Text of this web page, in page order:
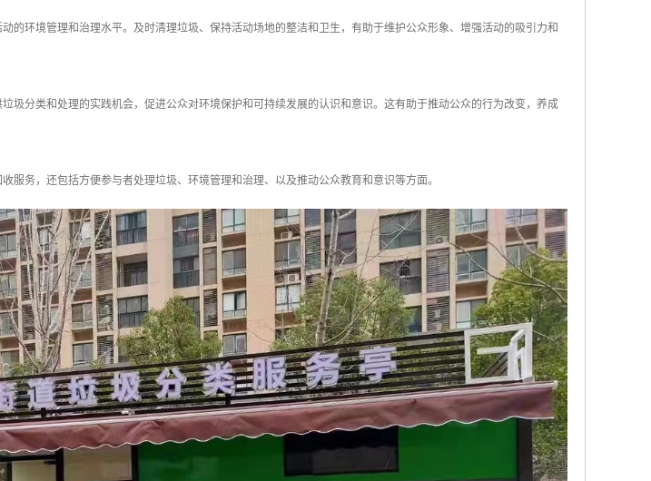
的环境管理和治理水平。及时清理垃圾、保持活动场地的整洁和卫生，有助于维护公众形象、增强活动的吸引力和
圾分类和处理的实践机会，促进公众对环境保护和可持续发展的认识和意识。这有助于推动公众的行为改变，养成
服务，还包括方便参与者处理垃圾、环境管理和治理、以及推动公众教育和意识等方面。